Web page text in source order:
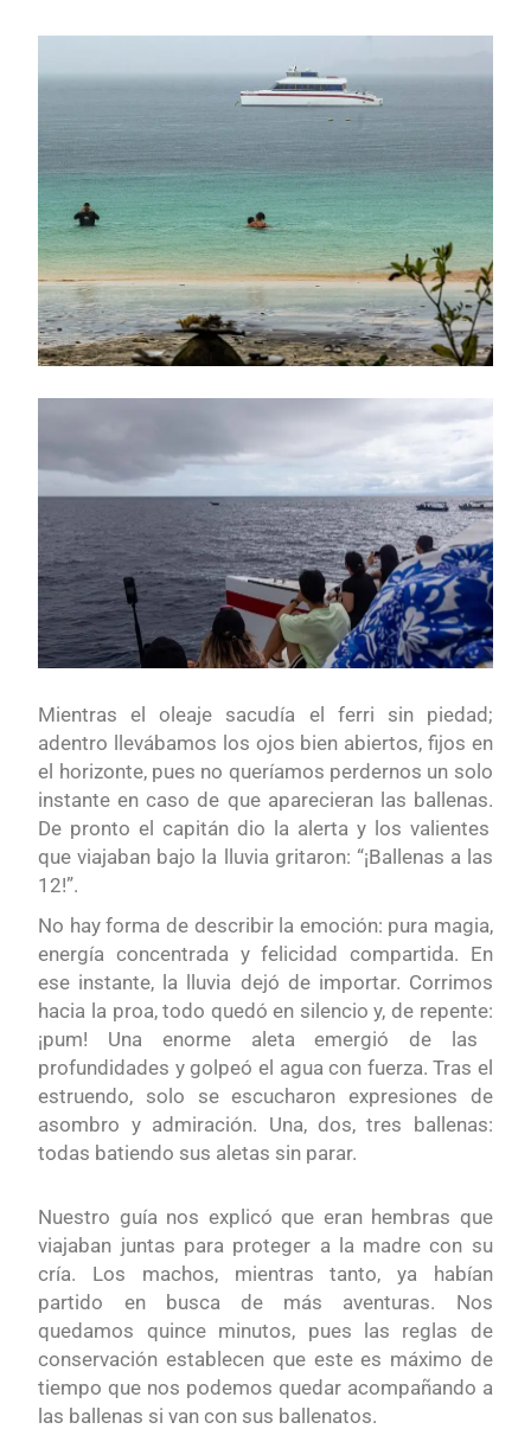
Mientras el oleaje sacudía el ferri sin piedad;
adentro llevábamos los ojos bien abiertos, fijos en
el horizonte, pues no queríamos perdernos un solo
instante en caso de que aparecieranlas ballenas.
De pronto el capitán dio la alerta y los valientes
que viajaban bajo la lluvia gritaron: “¡Ballenas a las
12!”.
No hay forma de describir la emoción: pura magia,
energía concentrada yfelicidad compartida. En
ese instante, la lluvia dejó de importar. Corrimos
hacia la proa, todo quedó en silencio y, de repente:
¡pum! Una enorme aleta emergió de las
profundidades y golpeó el agua con fuerza. Tras el
estruendo, solo se escucharon expresiones de
asombro y admiración. Una, dos, tres ballenas:
todas batiendo sus aletas sin parar.
Nuestro guía nos explicó que eran hembras que
viajaban juntas para proteger a la madre con su
cría. Los machos, mientras tanto, ya habían
partido en busca de más aventuras.
Nos
quedamos quinceminutos, pues las reglas de
conservación establecen queestees máximo de
tiempo que nos podemos quedar acompañando a
las ballenas si van con sus ballenatos.